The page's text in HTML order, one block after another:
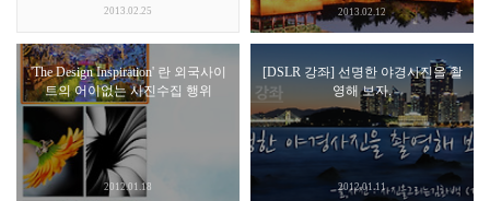
2013.02.25 2013.02.12
'The Design Inspiration' 란 외국사이
트의 어이없는 사진수집 행위
2012.01.18
[DSLR 강좌] 선명한 야경사진을 촬
영해 보자.
2012.01.11